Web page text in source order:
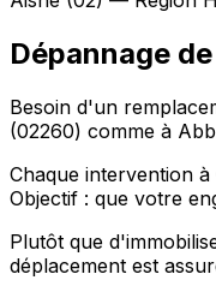
Dépannage
Besoin d'un
(02260) comme à
Chaque intervention
Objectif : que votre
Plutôt que
déplacement est